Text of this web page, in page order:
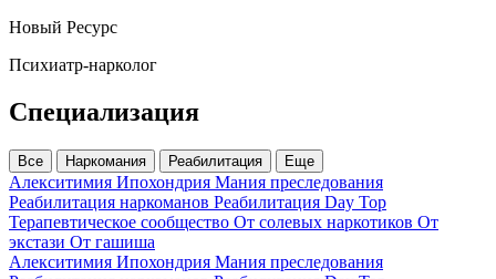
Новый Ресурс
Психиатр‑нарколог
Специализация
Все Наркомания Реабилитация Еще
Алекситимия Ипохондрия Мания преследования
Реабилитация наркоманов Реабилитация Day Top
Терапевтическое сообщество От солевых наркотиков От
экстази От гашиша
Алекситимия Ипохондрия Мания преследования